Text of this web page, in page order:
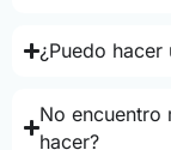
¿Puedo
No encuentro
hacer?